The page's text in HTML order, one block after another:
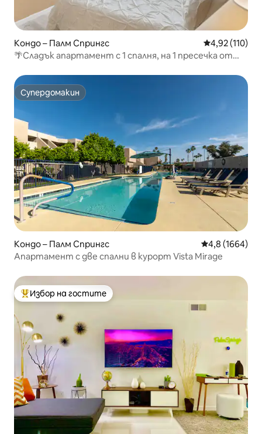
Кондо – Палм Спрингс Средна
4,92 (110)
🌴Сладък апартамент с 1 спалня, на 1 пресечка от
Супердомакин
Супердомакин
Кондо – Палм Спрингс Средна
4,8 (1664)
Апартамент с две спални в курорт Vista Mirage
Най-популярен избор на гостите
Избор на гостите